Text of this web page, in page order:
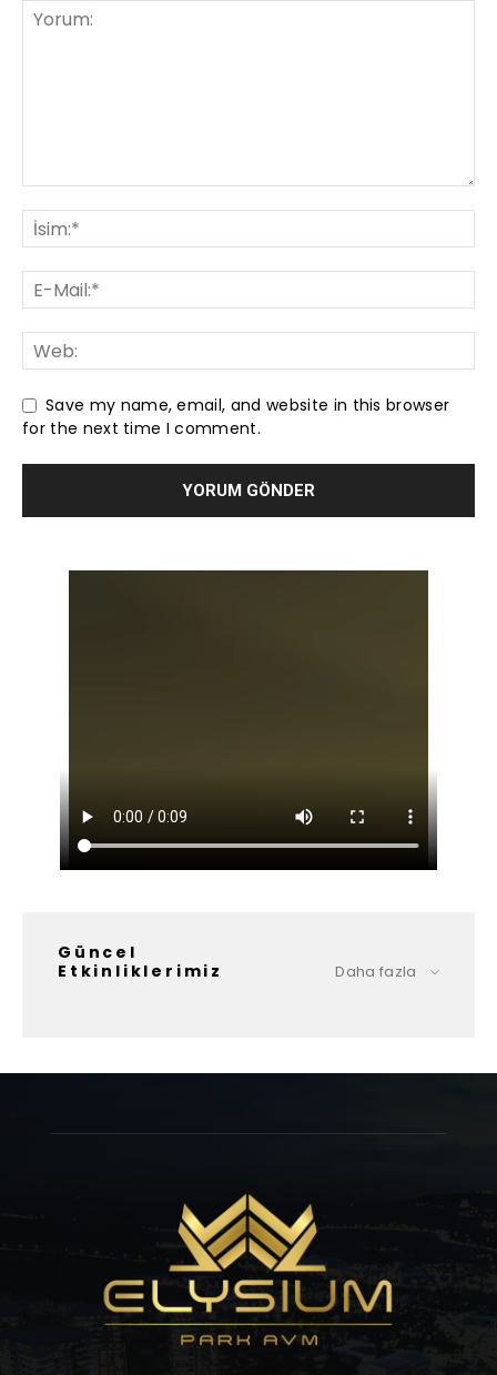
Save my name, email, and website in this browser
for the next time I comment.
Güncel
Etkinliklerimiz
Daha fazla